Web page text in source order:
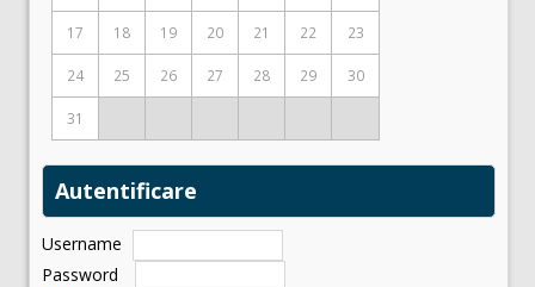
17 18 19 20 21 22 23
24 25 26 27 28 29 30
31
Autentificare
Username
Password